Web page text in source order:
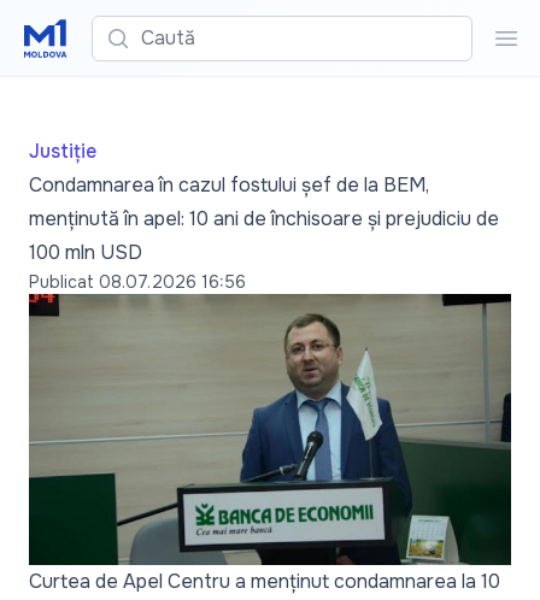
Caută
Justiție
Condamnarea în cazul fostului șef de la BEM,
menținută în apel: 10 ani de închisoare și prejudiciu de
100 mln USD
Publicat 08.07.2026 16:56
Curtea de Apel Centru a menținutcondamnarea la 10